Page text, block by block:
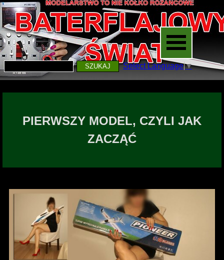
Select Language▼
SZUKAJ
PIERWSZY MODEL, CZYLI JAK
ZACZĄĆ